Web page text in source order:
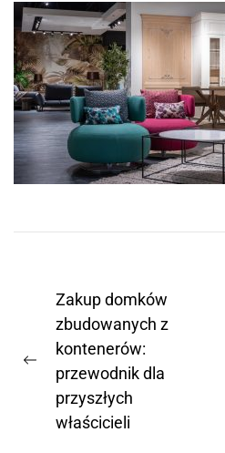
w
Zakup domków
zbudowanych z
kontenerów:
przewodnik dla
przyszłych
właścicieli